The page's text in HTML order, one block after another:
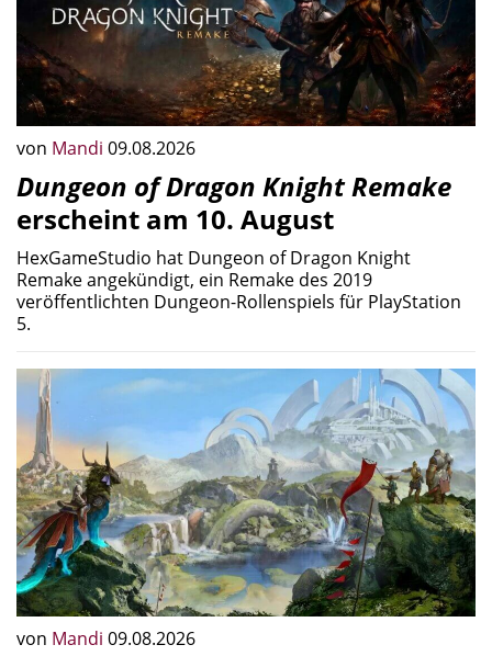
von Mandi 09.08.2026
Dungeon of Dragon Knight Remake
erscheint am 10. August
HexGameStudio hat Dungeon of Dragon Knight
Remake angekündigt, ein Remake des 2019
veröffentlichten Dungeon-Rollenspiels für PlayStation
5.
von Mandi 09.08.2026